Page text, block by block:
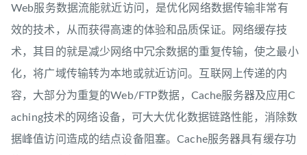
Web服务数据流能就近访问，是优化网络数据传输非常有
效的技术，从而获得高速的体验和品质保证。网络缓存技
术，其目的就是减少网络中冗余数据的重复传输，使之最小
化，将广域传输转为本地或就近访问。互联网上传递的内
容，大部分为重复的Web/FTP数据，Cache服务器及应用C
aching技术的网络设备，可大大优化数据链路性能，消除数
据峰值访问造成的结点设备阻塞。Cache服务器具有缓存功